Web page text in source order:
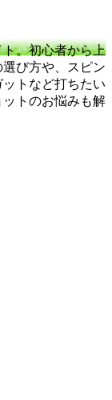
。初心者から上
び方や、スピン
トなど打ちたい
トのお悩みも解